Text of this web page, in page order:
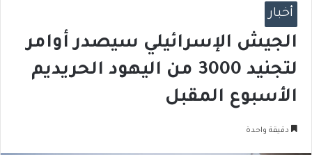
أخبار
الجيش الإسرائيلي سيصدر أوامر
لتجنيد 3000 من اليهود الحريديم
الأسبوع المقبل
دقيقة واحدة